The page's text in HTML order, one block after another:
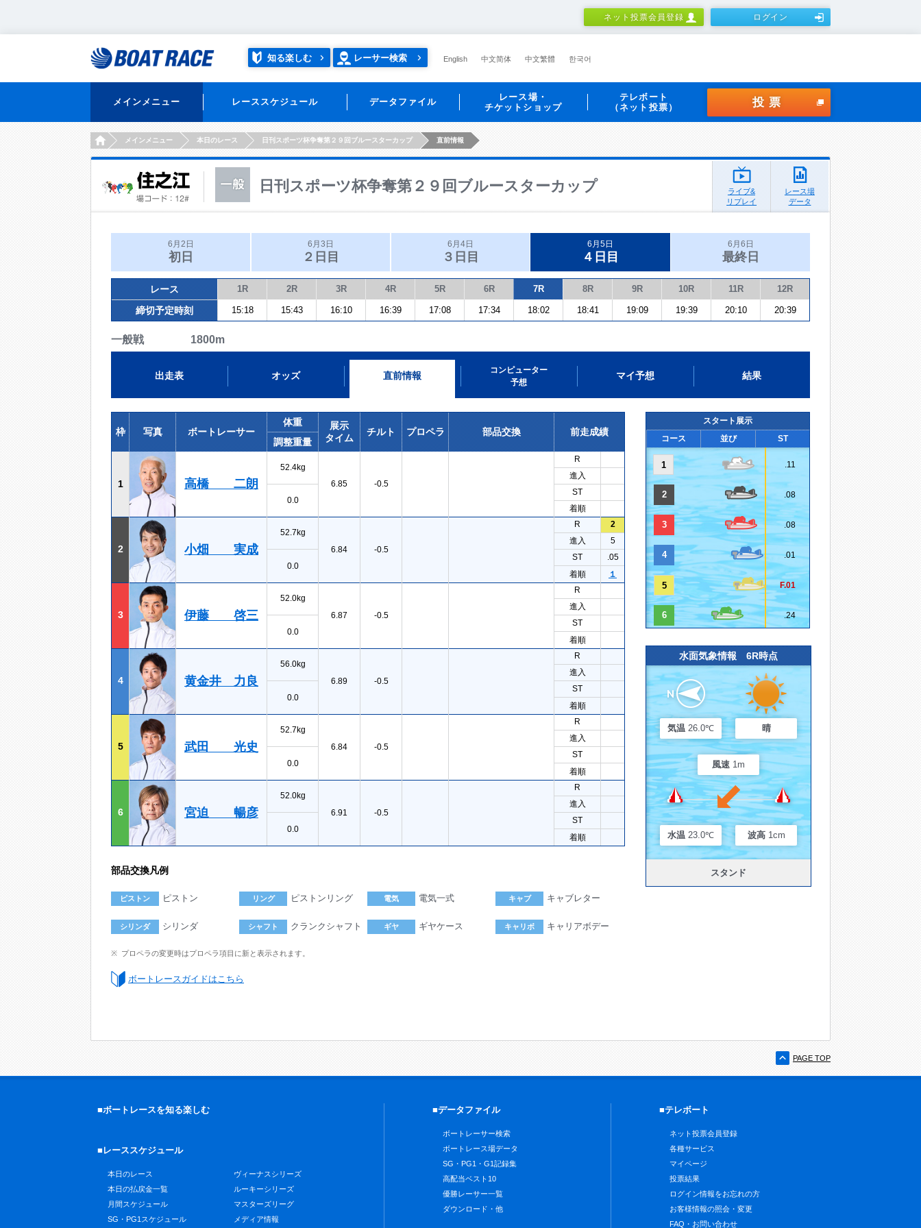
ネット投票会員登録 ログイン
知る楽しむ レーサー検索 English 中文简体 中文繁體 한국어
メインメニュー レーススケジュール データファイル
レース場・
チケットショップ
テレボート
（ネット投票）
投票
HOMEメインメニュー 本日のレース 日刊スポーツ杯争奪第２９回ブルースターカップ 直前情報
日刊スポーツ杯争奪第２９回ブルースターカップ
ライブ&
リプレイ
レース場
データ
6月2日
初日
6月3日
２日目
6月4日
３日目
6月5日
４日目
6月6日
最終日
レース 1R 2R 3R 4R 5R 6R 7R 8R 9R 10R 11R 12R
締切予定時刻 15:18 15:43 16:10 16:39 17:08 17:34 18:02 18:41 19:09 19:39 20:10 20:39
一般戦 1800m
出走表 オッズ 直前情報
コンピューター
予想
マイ予想 結果
枠 写真 ボートレーサー
体重
展示
タイム
チルト プロペラ 部品交換
前走成績
調整重量
1 高橋 二朗
52.4kg
6.85
-0.5
R
進入
0.0
ST
着順
2 小畑 実成
52.7kg
6.84
-0.5
R
2
進入
5
0.0
ST
.05
着順
１
3 伊藤 啓三
52.0kg
6.87
-0.5
R
進入
0.0
ST
着順
4 黄金井 力良
56.0kg
6.89
-0.5
R
進入
0.0
ST
着順
5 武田 光史
52.7kg
6.84
-0.5
R
進入
0.0
ST
着順
6 宮迫 暢彦
52.0kg
6.91
-0.5
R
進入
0.0
ST
着順
部品交換凡例
ピストン ピストン リング ピストンリング 電気 電気一式 キャブ キャブレター
シリンダ シリンダ シャフト クランクシャフト ギヤ ギヤケース キャリボ キャリアボデー
プロペラの変更時はプロペラ項目に新と表示されます。
ボートレースガイドはこちら
スタート展示
コース
並び ST
1 .11
2 .08
3 .08
4 .01
5 F.01
6 .24
水面気象情報 6R時点
気温 26.0℃ 晴
風速 1m
水温 23.0℃ 波高 1cm
スタンド
PAGE TOP
■ボートレースを知る楽しむ
■レーススケジュール
本日のレース
本日の払戻金一覧
月間スケジュール
SG・PG1スケジュール
ヴィーナスシリーズ
ルーキーシリーズ
マスターズリーグ
メディア情報
■データファイル
ボートレーサー検索
ボートレース場データ
SG・PG1・G1記録集
高配当ベスト10
優勝レーサー一覧
ダウンロード・他
■テレボート
ネット投票会員登録
各種サービス
マイページ
投票結果
ログイン情報をお忘れの方
お客様情報の照会・変更
FAQ・お問い合わせ